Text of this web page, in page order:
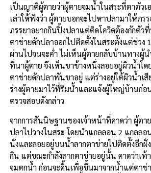
เป็นญาติผู้ตายว่าผู้ตายจมน้ำในสระที่ตาตัวเ
เล่าให้ฟังว่า ผู้ตายบอกจะไปหาปลามาให้ภร
ภรรยาอยากกินปิ้งปลาแต่ติดโควิดต้องกักตัว
ตาข่ายดักปลาออกไปติดตั้งในสระตั้งแต่ช่วง
ผ่านไปจนจะค่ำ ไม่เห็นผู้ตายกลับบ้านทางผู้น
ที่นาผู้ตาย จึงเห็นขาข้างหนึ่งลอยอยู่ผิวน้ำโ
ตาข่ายดักปลาพันขาอยู่ แต่ร่างอยู่ใต้ผิวน้ำเสี
ร่างผู้ตายมาไว้ที่ริมน้ำและแจ้งผู้ใหญ่บ้านก่อ
ตรวจสอบดังกล่าว
จากการสันนิษฐานของเจ้าหน้าที่คาดว่า ผู้ตา
ปลาไปวางในสระ โดยนำแกลลอน 2 แกลลอ
นั่งและลอยอยู่บนน้ำลากตาข่ายไปติดตั้งอีกฝั่
กิน แต่ขณะกำลังลากตาข่ายอยู่นั้น คาดว่าเท้
จมตกน้ำ ก่อนจะดิ้นเพื่อขึ้นมาจากน้ำแต่ตาข่